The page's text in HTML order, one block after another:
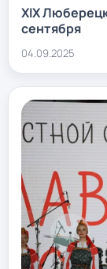
XIX
сентября
04.09.2025